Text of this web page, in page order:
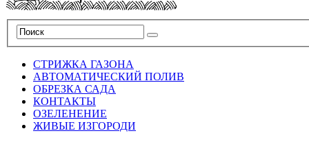
СТРИЖКА ГАЗОНА
АВТОМАТИЧЕСКИЙ ПОЛИВ
ОБРЕЗКА САДА
КОНТАКТЫ
ОЗЕЛЕНЕНИЕ
ЖИВЫЕ ИЗГОРОДИ